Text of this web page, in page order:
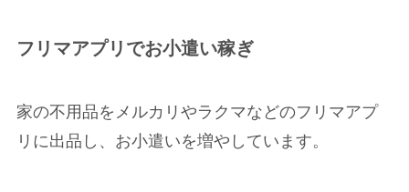
フリマアプリでお小遣い稼ぎ
家の不用品をメルカリやラクマなどのフリマアプ
リに出品し、お小遣いを増やしています。